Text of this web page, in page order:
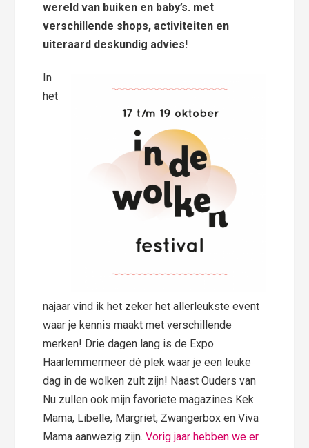
wereld van buiken en baby’s. met
verschillende shops, activiteiten en
uiteraard deskundig advies!
In
het
najaar vind ik het zeker het allerleukste event
waar je kennis maakt met verschillende
merken! Drie dagen lang is de Expo
Haarlemmermeer dé plek waar je een leuke
dag in de wolken zult zijn! Naast Ouders van
Nu zullen ook mijn favoriete magazines Kek
Mama, Libelle, Margriet, Zwangerbox en Viva
Mama aanwezig zijn.Vorig jaar hebben we er